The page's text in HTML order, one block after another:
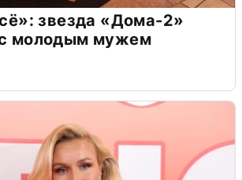
звезда «Дома-2»
молодым мужем